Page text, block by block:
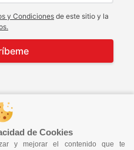
de Cookies
y mejorar el contenido que te
y Condiciones de este sitio y la
reservados